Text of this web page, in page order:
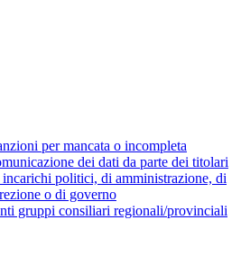
per mancata o incompleta
dei dati da parte dei titolari
politici, di amministrazione, di
o di governo
gruppi consiliari regionali/provinciali